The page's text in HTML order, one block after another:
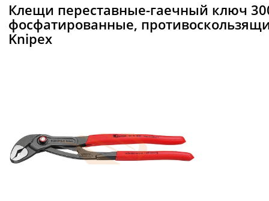
Клещи переставные-гаечный ключ
фосфатированные,
Knipex